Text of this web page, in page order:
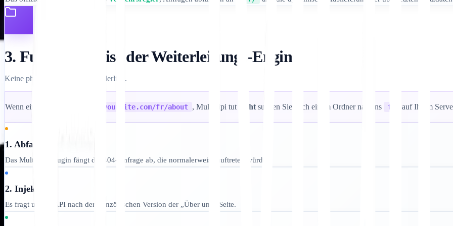
3. Funktionsweise der Weiterleitungs-Engine
Keine physischen Ordner erforderlich.
Wenn ein Benutzer anfordert yoursite.com/fr/about , MultiLipi tut nichtsuchen Sie nach einem Ordner namens fr auf Ihrem
1. Abfangen
Das MultiLipi-Plugin fängt die 404-Anfrage ab, die normalerweise auftreten würde.
2. Injektion
Es fragt unsere API nach der französischen Version der „Über uns“-Seite.